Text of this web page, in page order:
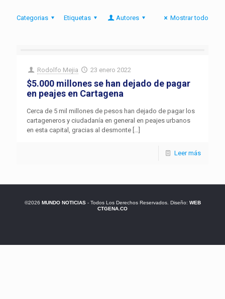
Categorias Etiquetas Autores Mostrar todo
Rodolfo Mejia 23 enero 2022
$5.000 millones se han dejado de pagar
en peajes en Cartagena
Cerca de 5 mil millones de pesos han dejado de pagar los
cartageneros y ciudadanía en general en peajes urbanos
en esta capital, gracias al desmonte […]
Leer más
©2026 MUNDO NOTICIAS- Todos Los Derechos Reservados. Diseño: WEB
CTGENA.CO